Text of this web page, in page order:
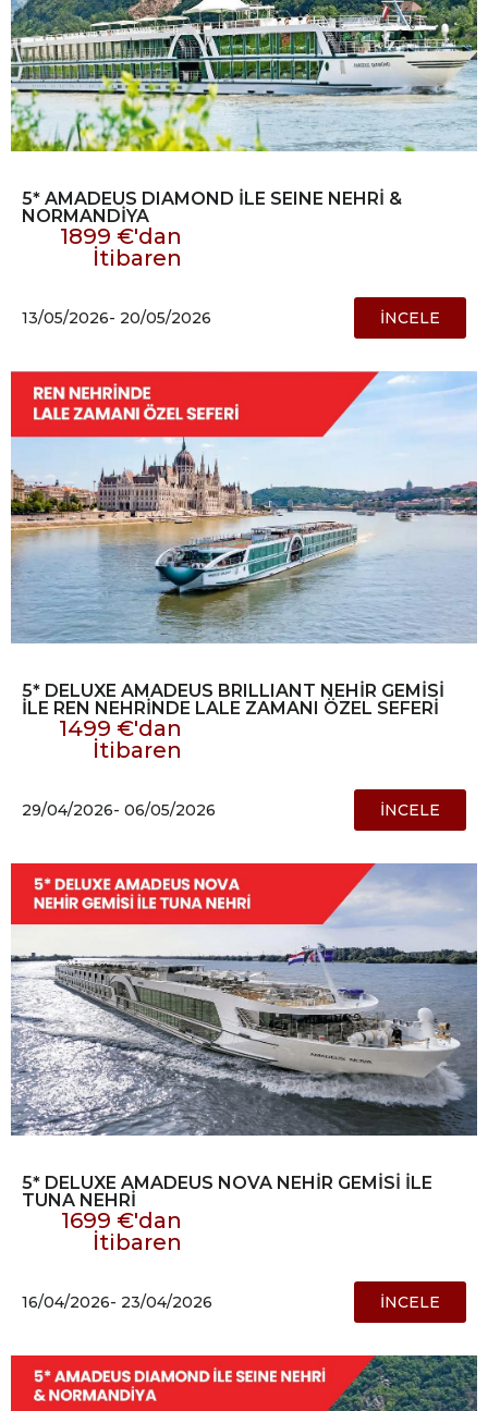
5* AMADEUS DIAMOND İLE SEINE NEHRİ &
NORMANDİYA
1899 €'dan
İtibaren
13/05/2026- 20/05/2026 İNCELE
5* DELUXE AMADEUS BRILLIANT NEHİR GEMİSİ
İLE REN NEHRİNDE LALE ZAMANI ÖZEL SEFERİ
1499 €'dan
İtibaren
29/04/2026- 06/05/2026 İNCELE
5* DELUXE AMADEUS NOVA NEHİR GEMİSİ İLE
TUNA NEHRİ
1699 €'dan
İtibaren
16/04/2026- 23/04/2026 İNCELE